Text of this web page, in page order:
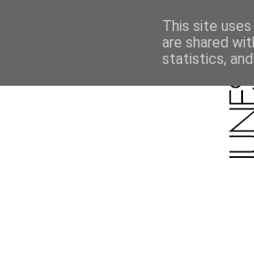
This site
are shared
statistics,